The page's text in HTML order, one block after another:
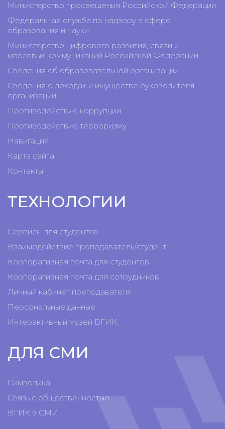
Министерство просвещения Российской Федерации
Федеральная служба по надзору в сфере
образования и науки
Министерство цифрового развития, связи и
массовых коммуникаций Российской Федерации
Сведения об образовательной организации
Сведения о доходах и имуществе руководителя
организации
Противодействие коррупции
Противодействие терроризму
Навигация
Карта сайта
Контакты
ТЕХНОЛОГИИ
Сервисы для студентов
Взаимодействие преподаватель/студент
Корпоративная почта для студентов
Корпоративная почта для сотрудников
Личный кабинет преподавателя
Персональные данные
Интерактивный музей ВГИК
ДЛЯ СМИ
Символика
Связь с общественностью
ВГИК в СМИ